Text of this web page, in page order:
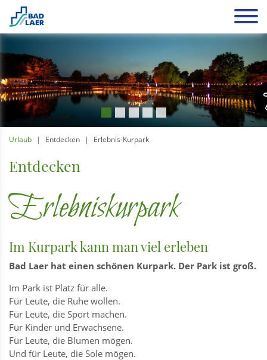
Urlaub Entdecken Erlebnis-Kurpark
Entdecken
Erlebniskurpark
Im Kurpark kann man viel erleben
Bad Laer hat einen schönen Kurpark. Der Park ist groß.
Im Park ist Platz für alle.
Für Leute, die Ruhe wollen.
Für Leute, die Sport machen.
Für Kinder und Erwachsene.
Für Leute, die Blumen mögen.
Und für Leute, die Sole mögen.